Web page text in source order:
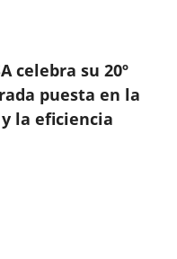
celebra su 20º
puesta en la
la eficiencia